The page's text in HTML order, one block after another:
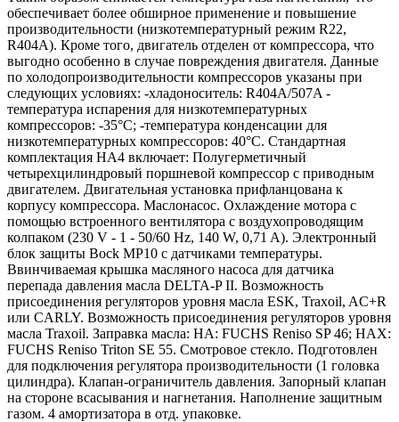
обеспечивает более обширное применение и повышение
производительности (низкотемпературный режим R22,
R404A). Кроме того, двигатель отделен от компрессора, что
выгодно особенно в случае повреждения двигателя. Данные
по холодопроизводительности компрессоров указаны при
следующих условиях: -хладоноситель: R404A/507A -
температура испарения для низкотемпературных
компрессоров: -35°C; -температура конденсации для
низкотемпературных компрессоров: 40°C. Стандартная
комплектация HA4 включает: Полугерметичный
четырехцилиндровый поршневой компрессор с приводным
двигателем. Двигательная установка прифланцована к
корпусу компрессора. Маслонасос. Охлаждение мотора с
помощью встроенного вентилятора с воздухопроводящим
колпаком (230 V - 1 - 50/60 Hz, 140 W, 0,71 A). Электронный
блок защиты Bock MP10 с датчиками температуры.
Ввинчиваемая крышка масляного насоса для датчика
перепада давления масла DELTA-P II. Возможность
присоединения регуляторов уровня масла ESK, Traxoil, AC+R
или CARLY. Возможность присоединения регуляторов уровня
масла Traxoil. Заправка масла: HA: FUCHS Reniso SP 46; HAX:
FUCHS Reniso Triton SE 55. Смотровое стекло. Подготовлен
для подключения регулятора производительности (1 головка
цилиндра). Клапан-ограничитель давления. Запорный клапан
на стороне всасывания и нагнетания. Наполнение защитным
газом. 4 амортизатора в отд. упаковке.